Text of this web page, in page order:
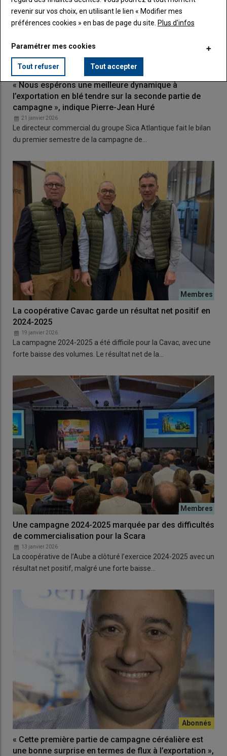
« Nous espérons une meilleure dynamique à
l’exportation en blé tendre sur la seconde partie de
campagne », indique Pierre-Jean Huré
21 janvier 2026
Le directeur commercial du groupe Sica Atlantique fait le bilan
du premier semestre de la campagne de…
La coopérative Cavac garde un résultat net positif en
2024-2025
19 janvier 2026
La campagne 2024-2025 a été difficile pour la Cavac, avec une
forte baisse des volumes. Le résultat net de la…
Une campagne 2024-2025 marquée par des difficultés
de commercialisation pour la Scara
13 janvier 2026
La coopérative de l’Aube a clôturé l’exercice 2024-2025 avec un
résultat net positif, malgré une forte baisse…
« Cette première partie de campagne céréalière est
une bonne surprise en termes de flux à l’exportation »,
revenir sur vos choix, en utilisant le lien « Modifier mes
préférences cookies » en bas de page du site. Plus d'infos
Paramétrer mes cookies
Tout refuser Tout accepter